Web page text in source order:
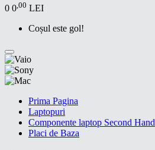
0 0,00 LEI
Coșul este gol!
Prima Pagina
Laptopuri
Componente laptop Second Hand
Placi de Baza